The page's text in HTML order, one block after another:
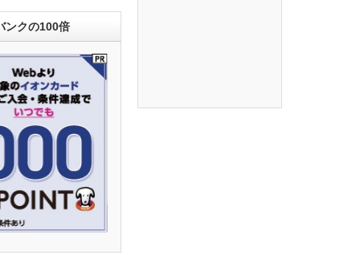
ンクの100倍